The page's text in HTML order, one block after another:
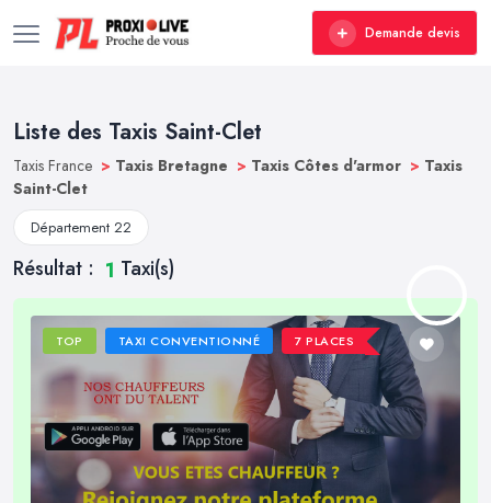
Demande devis
Liste des Taxis Saint-Clet
Taxis France > Taxis Bretagne > Taxis Côtes d'armor > Taxis
Saint-Clet
Département 22
Résultat : 1 Taxi(s)
TOP TAXI CONVENTIONNÉ 7 PLACES